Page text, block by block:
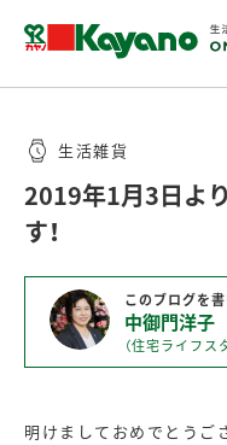
生活雑貨
2019年1月3日よ
す！
このブログを
中御門洋子
（住宅ライフス
明けましておめでとうご